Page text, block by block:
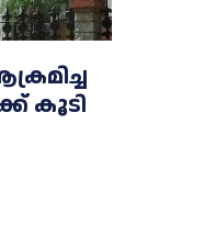
കൂടി